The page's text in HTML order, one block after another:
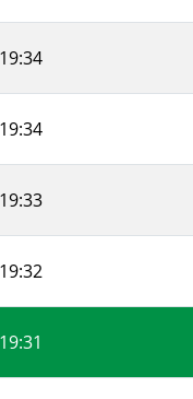
19:34
19:34
19:33
19:32
19:31